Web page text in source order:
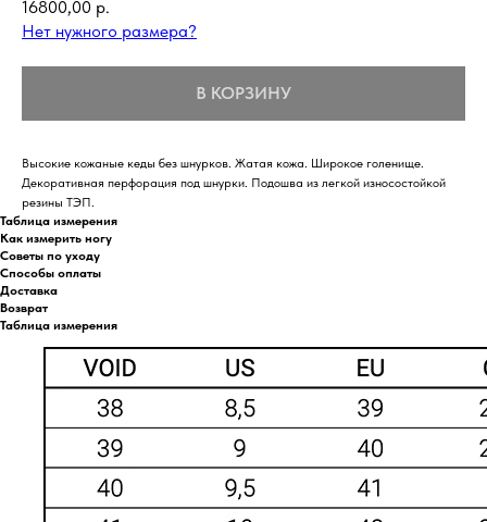
16800,00 р.
Нет нужного размера?
В КОРЗИНУ
Высокие кожаные кеды без шнурков. Жатая кожа. Широкое голенище.
Декоративная перфорация под шнурки. Подошва из легкой износостойкой
резины ТЭП.
Таблица измерения
Как измерить ногу
Советы по уходу
Способы оплаты
Доставка
Возврат
Таблица измерения